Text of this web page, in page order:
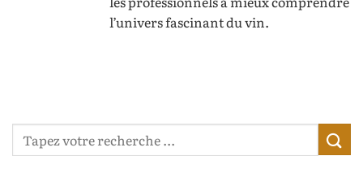
l’univers fascinant du vin.